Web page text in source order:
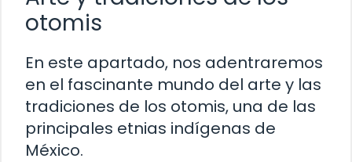
otomis
En este apartado, nos adentraremos
en el fascinante mundo del arte y las
tradiciones de los otomis, una de las
principales etnias indígenas de
México.